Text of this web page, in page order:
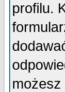
profilu.